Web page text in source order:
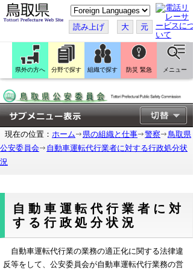
こ
の
ペ
ー
ジ
翻
訳
す
読み上げ 大 元
県外の方へ 分野で探す 組織で探す 防災 緊急 メニュー
現在の位置： ホーム 県の組織と仕事 警察
鳥取県
公安委員会
自動車運転代行業者に対する行政処分状
況
自動車運転代行業者に対
する行政処分状況
自動車運転代行業の業務の適正化に関する法律違
反等をして、公安委員会が自動車運転代行業務の営